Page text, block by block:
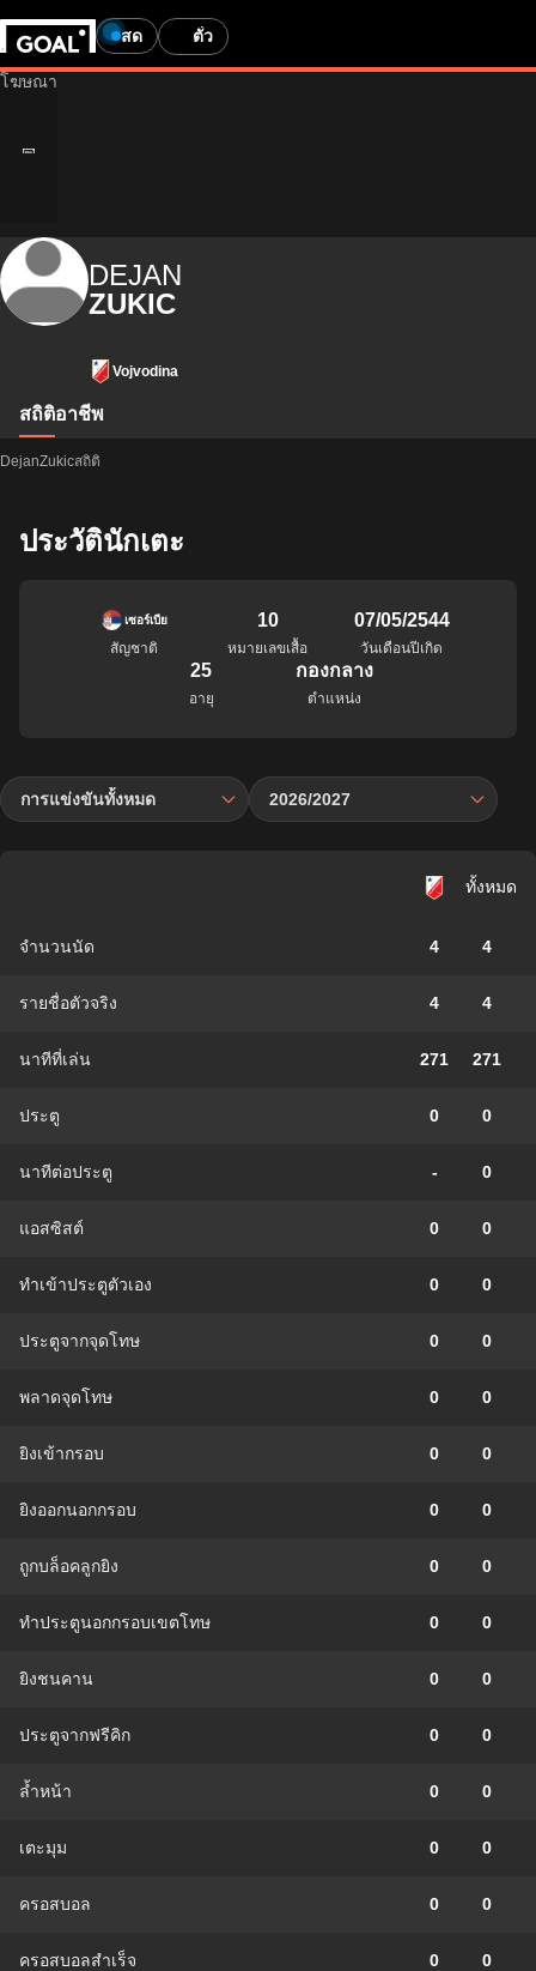
สด ตั๋ว
DEJAN
ZUKIC
Vojvodina
สถิติอาชีพ
DejanZukicสถิติ
ประวัตินักเตะ
เซอร์เบีย
สัญชาติ
10
หมายเลขเสื้อ
07/05/2544
วันเดือนปีเกิด
25
อายุ
กองกลาง
ตำแหน่ง
การแข่งขันทั้งหมด 2026/2027
ทั้งหมด
จำนวนนัด 4 4
รายชื่อตัวจริง 4 4
นาทีที่เล่น 271 271
ประตู 0 0
นาทีต่อประตู - 0
แอสซิสต์ 0 0
ทําเข้าประตูตัวเอง 0 0
ประตูจากจุดโทษ 0 0
พลาดจุดโทษ 0 0
ยิงเข้ากรอบ 0 0
ยิงออกนอกกรอบ 0 0
ถูกบล็อคลูกยิง 0 0
ทำประตูนอกกรอบเขตโทษ 0 0
ยิงชนคาน 0 0
ประตูจากฟรีคิก 0 0
ล้ำหน้า 0 0
เตะมุม 0 0
ครอสบอล 0 0
ครอสบอลสำเร็จ 0 0